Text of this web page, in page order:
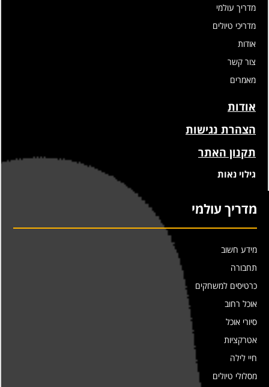
מדריך עולמי
מדריכי טיולים
אודות
צור קשר
מאמרים
אודות
הצהרת נגישות
תקנון האתר
גילוי נאות
מדריך עולמי
מידע חשוב
תחבורה
כרטיסים למשחקים
אוכל רחוב
סיורי אוכל
אטרקציות
חיי לילה
מסלולי טיולים